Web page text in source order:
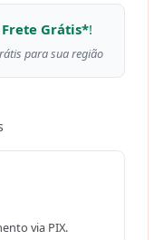
Frete Grátis*!
para sua região
via PIX.